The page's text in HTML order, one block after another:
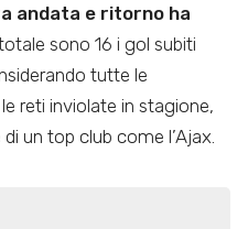
andata e ritorno ha
totale sono 16 i gol subiti
tutte le
reti inviolate in stagione,
un top club come l’Ajax.